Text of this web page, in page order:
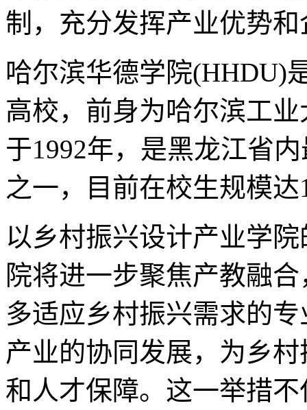
制，充分发挥产业优势
哈尔滨华德学院(HHDU)
高校，前身为哈尔滨工
于1992年，是黑龙江省
之一，目前在校生规模达
以乡村振兴设计产业学
院将进一步聚焦产教融
多适应乡村振兴需求的
产业的协同发展，为乡
和人才保障。这一举措